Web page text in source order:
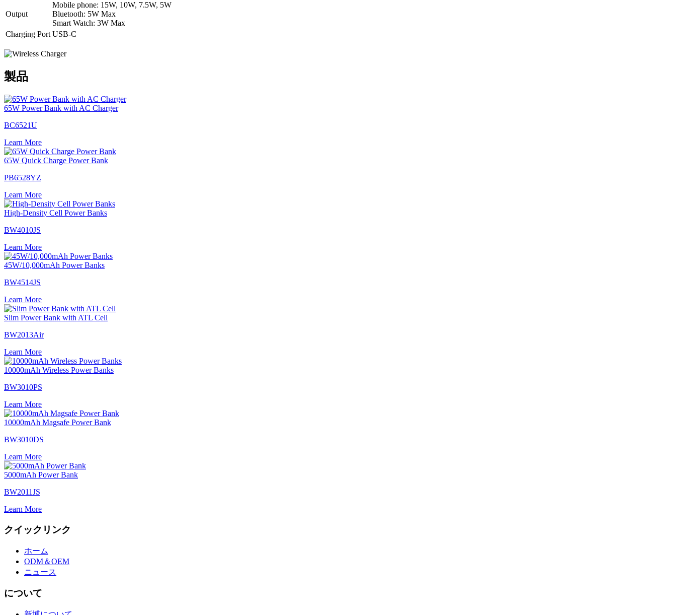
Output
Mobile phone: 15W, 10W, 7.5W, 5W
Bluetooth: 5W Max
Smart Watch: 3W Max
Charging Port USB-C
製品
65W Power Bank with AC Charger
BC6521U
Learn More
65W Quick Charge Power Bank
PB6528YZ
Learn More
High-Density Cell Power Banks
BW4010JS
Learn More
45W/10,000mAh Power Banks
BW4514JS
Learn More
Slim Power Bank with ATL Cell
BW2013Air
Learn More
10000mAh Wireless Power Banks
BW3010PS
Learn More
10000mAh Magsafe Power Bank
BW3010DS
Learn More
5000mAh Power Bank
BW2011JS
Learn More
クイックリンク
ホーム
ODM＆OEM
ニュース
について